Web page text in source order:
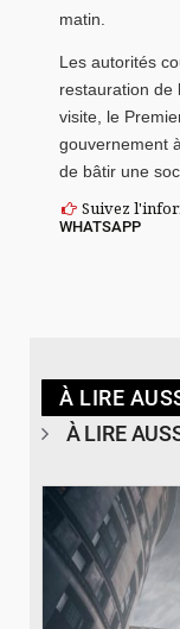
matin.
Les autorités
restauration de
visite, le
gouvernement
de bâtir une
Suivez
WHATSAPP
À LIRE
À LIRE